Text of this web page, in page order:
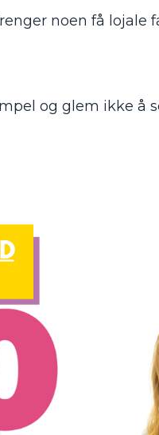
noen få lojale
og glem ikke å